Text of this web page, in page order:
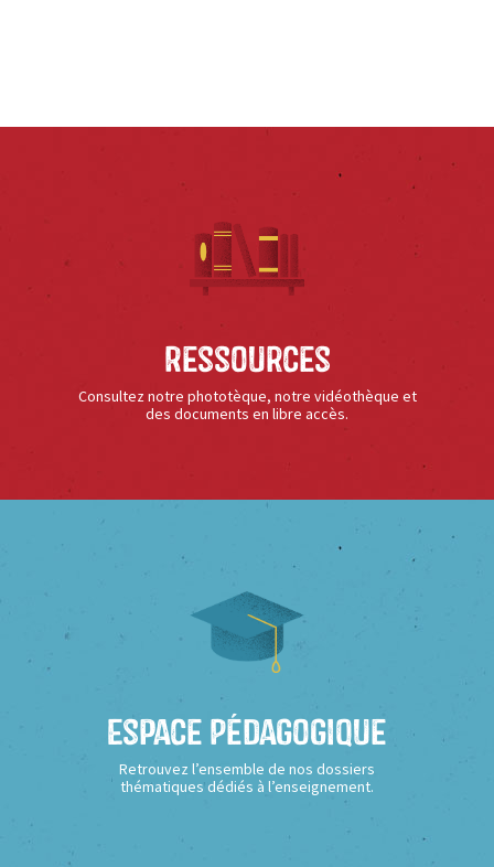
Ressources
Consultez notre phototèque, notre vidéothèque et
des documents en libre accès.
Espace Pédagogique
Retrouvez l’ensemble de nos dossiers
thématiques dédiés à l’enseignement.